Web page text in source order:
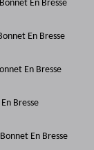
En Bresse
En Bresse
En Bresse
Bresse
En Bresse